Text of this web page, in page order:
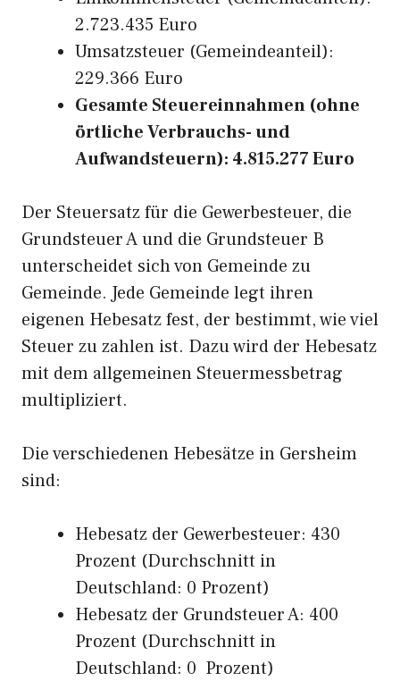
2.723.435 Euro
Umsatzsteuer (Gemeindeanteil):
229.366 Euro
Gesamte Steuereinnahmen (ohne
örtliche Verbrauchs- und
Aufwandsteuern): 4.815.277 Euro
Der Steuersatz für die Gewerbesteuer, die
Grundsteuer A und die Grundsteuer B
unterscheidet sich von Gemeinde zu
Gemeinde. Jede Gemeinde legt ihren
eigenen Hebesatz fest, der bestimmt, wie viel
Steuer zu zahlen ist. Dazu wird der Hebesatz
mit dem allgemeinen Steuermessbetrag
multipliziert.
Die verschiedenen Hebesätze in Gersheim
sind:
Hebesatz der Gewerbesteuer: 430
Prozent (Durchschnitt in
Deutschland: 0 Prozent)
Hebesatz der Grundsteuer A: 400
Prozent (Durchschnitt in
Deutschland: 0 Prozent)